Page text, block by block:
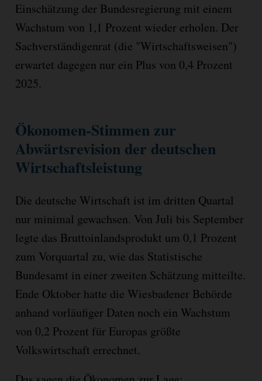
Einschätzung der Bundesregierung mit einem
Wachstum von 1,1 Prozent wieder erholen. Der
Sachverständigenrat (die "Wirtschaftsweisen")
erwartet dagegen nur ein Plus von 0,4 Prozent
2025.
Ökonomen-Stimmen zur
Abwärtsrevision der deutschen
Wirtschaftsleistung
Die deutsche Wirtschaft ist im dritten Quartal
nur minimal gewachsen. Von Juli bis September
legte das Bruttoinlandsprodukt um 0,1 Prozent
zum Vorquartal zu, wie das Statistische
Bundesamt in einer zweiten Schätzung mitteilte.
Ende Oktober hatte die Wiesbadener Behörde
anhand vorläufiger Daten noch ein Wachstum
von 0,2 Prozent für Europas größte
Volkswirtschaft errechnet.